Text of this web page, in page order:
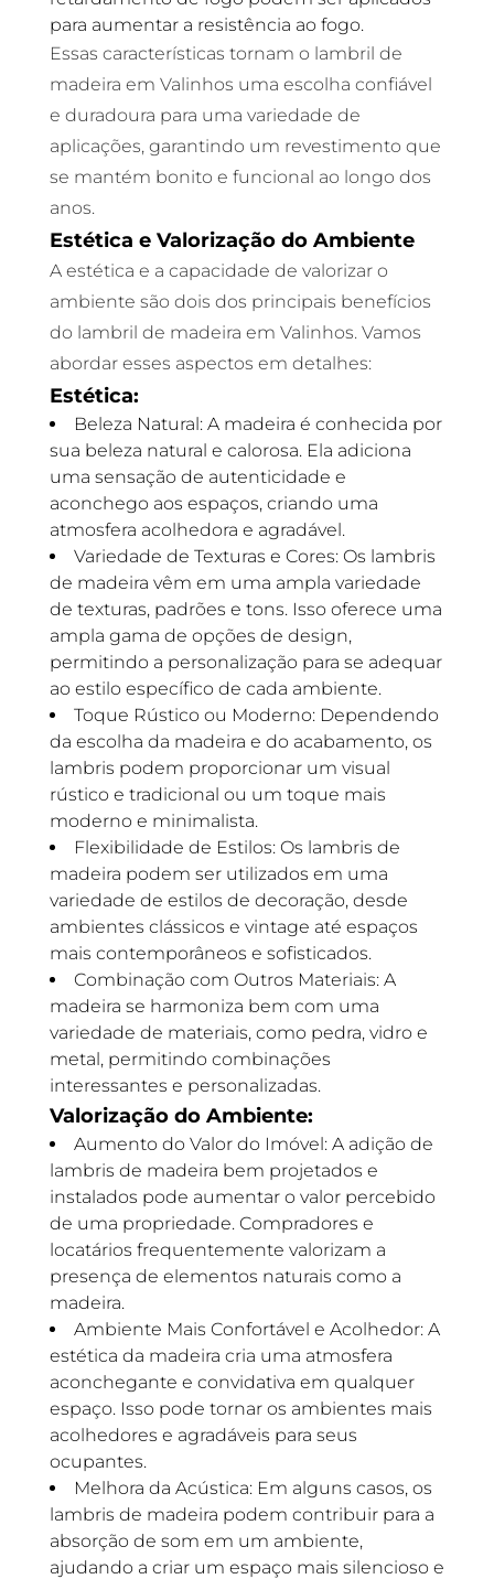
para aumentar a resistência ao fogo.
Essas características tornam o lambril de
madeira em Valinhos uma escolha confiável
e duradoura para uma variedade de
aplicações, garantindo um revestimento que
se mantém bonito e funcional ao longo dos
anos.
Estética e Valorização do Ambiente
A estética e a capacidade de valorizar o
ambiente são dois dos principais benefícios
do lambril de madeira em Valinhos. Vamos
abordar esses aspectos em detalhes:
Estética:
Beleza Natural: A madeira é conhecida por
sua beleza natural e calorosa. Ela adiciona
uma sensação de autenticidade e
aconchego aos espaços, criando uma
atmosfera acolhedora e agradável.
Variedade de Texturas e Cores: Os lambris
de madeira vêm em uma ampla variedade
de texturas, padrões e tons. Isso oferece uma
ampla gama de opções de design,
permitindo a personalização para se adequar
ao estilo específico de cada ambiente.
Toque Rústico ou Moderno: Dependendo
da escolha da madeira e do acabamento, os
lambris podem proporcionar um visual
rústico e tradicional ou um toque mais
moderno e minimalista.
Flexibilidade de Estilos: Os lambris de
madeira podem ser utilizados em uma
variedade de estilos de decoração, desde
ambientes clássicos e vintage até espaços
mais contemporâneos e sofisticados.
Combinação com Outros Materiais: A
madeira se harmoniza bem com uma
variedade de materiais, como pedra, vidro e
metal, permitindo combinações
interessantes e personalizadas.
Valorização do Ambiente:
Aumento do Valor do Imóvel: A adição de
lambris de madeira bem projetados e
instalados pode aumentar o valor percebido
de uma propriedade. Compradores e
locatários frequentemente valorizam a
presença de elementos naturais como a
madeira.
Ambiente Mais Confortável e Acolhedor: A
estética da madeira cria uma atmosfera
aconchegante e convidativa em qualquer
espaço. Isso pode tornar os ambientes mais
acolhedores e agradáveis para seus
ocupantes.
Melhora da Acústica: Em alguns casos, os
lambris de madeira podem contribuir para a
absorção de som em um ambiente,
ajudando a criar um espaço mais silencioso e